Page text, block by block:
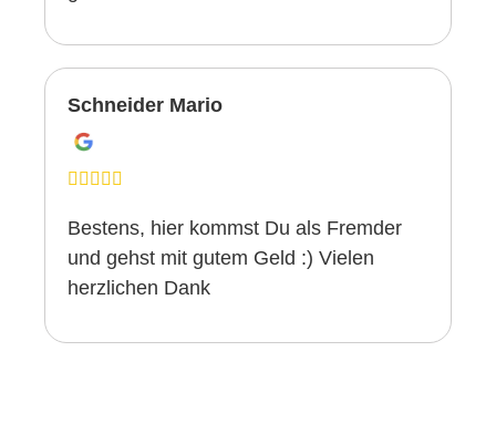
Schneider Mario
Bestens, hier kommst Du als Fremder
und gehst mit gutem Geld :) Vielen
herzlichen Dank